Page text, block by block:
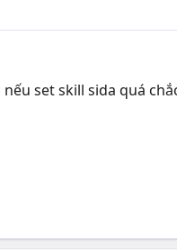
set skill sida quá